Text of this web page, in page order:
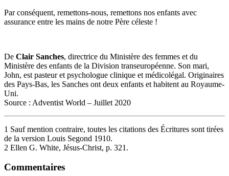
Par conséquent, remettons-nous, remettons nos enfants avec
assurance entre les mains de notre Père céleste !
De Clair Sanches, directrice du Ministère des femmes et du
Ministère des enfants de la Division transeuropéenne. Son mari,
John, est pasteur et psychologue clinique et médicolégal. Originaires
des Pays-Bas, les Sanches ont deux enfants et habitent au Royaume-
Uni.
Source : Adventist World – Juillet 2020
1 Sauf mention contraire, toutes les citations des Écritures sont tirées
de la version Louis Segond 1910.
2 Ellen G. White, Jésus-Christ, p. 321.
Commentaires